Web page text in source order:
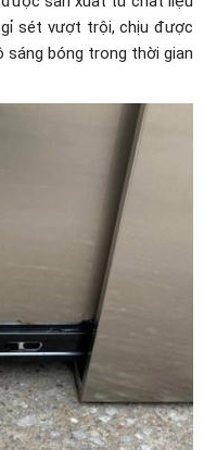
sét vượt trội, chịu được
bóng trong thời gian